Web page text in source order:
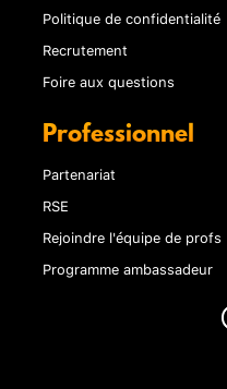
Politique de confidentialité
Recrutement
Foire aux questions
Professionnel
Partenariat
RSE
Rejoindre l'équipe de profs
Programme ambassadeur